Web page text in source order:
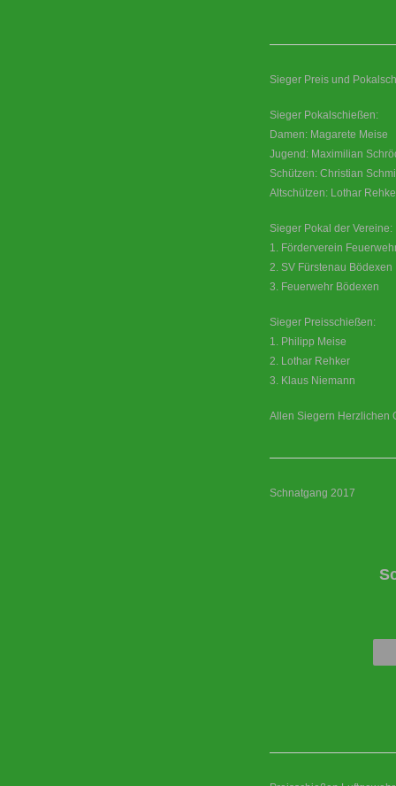
Sieger Preis und
Sieger Pokalschießen:
Damen: Magarete Meise
Jugend: Maximilian
Schützen: Christian
Altschützen: Lothar
Sieger Pokal der Vereine:
1. Förderverein
2. SV Fürstenau Bödexen
3. Feuerwehr Bödexen
Sieger Preisschießen:
1. Philipp Meise
2. Lothar Rehker
3. Klaus Niemann
Allen Siegern Herzlichen
Schnatgang 2017